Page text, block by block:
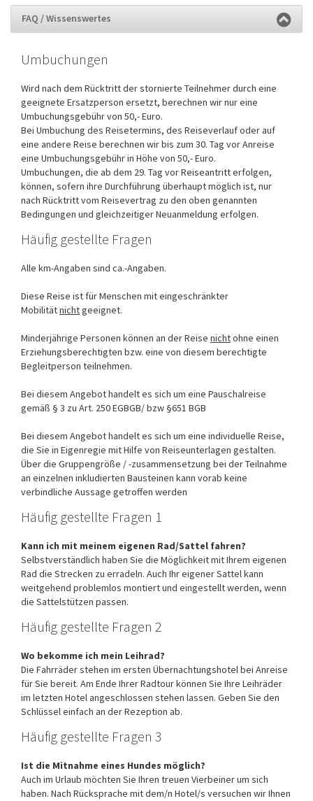
FAQ / Wissenswertes
Umbuchungen
Wird nach dem Rücktritt der stornierte Teilnehmer durch eine
geeignete Ersatzperson ersetzt, berechnen wir nur eine
Umbuchungsgebühr von 50,- Euro.
Bei Umbuchung des Reisetermins, des Reiseverlauf oder auf
eine andere Reise berechnen wir bis zum 30. Tag vor Anreise
eine Umbuchungsgebühr in Höhe von 50,- Euro.
Umbuchungen, die ab dem 29. Tag vor Reiseantritt erfolgen,
können, sofern ihre Durchführung überhaupt möglich ist, nur
nach Rücktritt vom Reisevertrag zu den oben genannten
Bedingungen und gleichzeitiger Neuanmeldung erfolgen.
Häufig gestellte Fragen
Alle km-Angaben sind ca.-Angaben.
Diese Reise ist für Menschen mit eingeschränkter
Mobilitätnichtgeeignet.
Minderjährige Personen können an der Reise nichtohne einen
Erziehungsberechtigten bzw. eine von diesem berechtigte
Begleitperson teilnehmen.
Bei diesem Angebot handelt es sich um eine Pauschalreise
gemäß § 3 zu Art. 250 EGBGB/ bzw §651 BGB
Bei diesem Angebot handelt es sich um eine individuelle Reise,
die Sie in Eigenregie mit Hilfe von Reiseunterlagen gestalten.
Über die Gruppengröße / -zusammensetzung bei der Teilnahme
an einzelnen inkludierten Bausteinen kann vorab keine
verbindliche Aussage getroffen werden
Häufig gestellte Fragen 1
Kann ich mit meinem eigenen Rad/Sattel fahren?
Selbstverständlich haben Sie die Möglichkeit mit Ihrem eigenen
Rad die Strecken zu erradeln. Auch Ihr eigener Sattel kann
weitgehend problemlos montiert und eingestellt werden, wenn
die Sattelstützen passen.
Häufig gestellte Fragen 2
Wo bekomme ich mein Leihrad?
Die Fahrräder stehen im ersten Übernachtungshotel bei Anreise
für Sie bereit. Am Ende Ihrer Radtour können Sie Ihre Leihräder
im letzten Hotel angeschlossen stehen lassen. Geben Sie den
Schlüssel einfach an der Rezeption ab.
Häufig gestellte Fragen 3
Ist die Mitnahme eines Hundes möglich?
Auch im Urlaub möchten Sie Ihren treuen Vierbeiner um sich
haben. Nach Rücksprache mit dem/n Hotel/s versuchen wir Ihnen